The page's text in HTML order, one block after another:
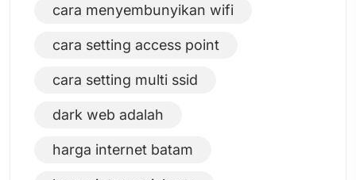
cara menyembunyikan wifi
cara setting access point
cara setting multi ssid
dark web adalah
harga internet batam